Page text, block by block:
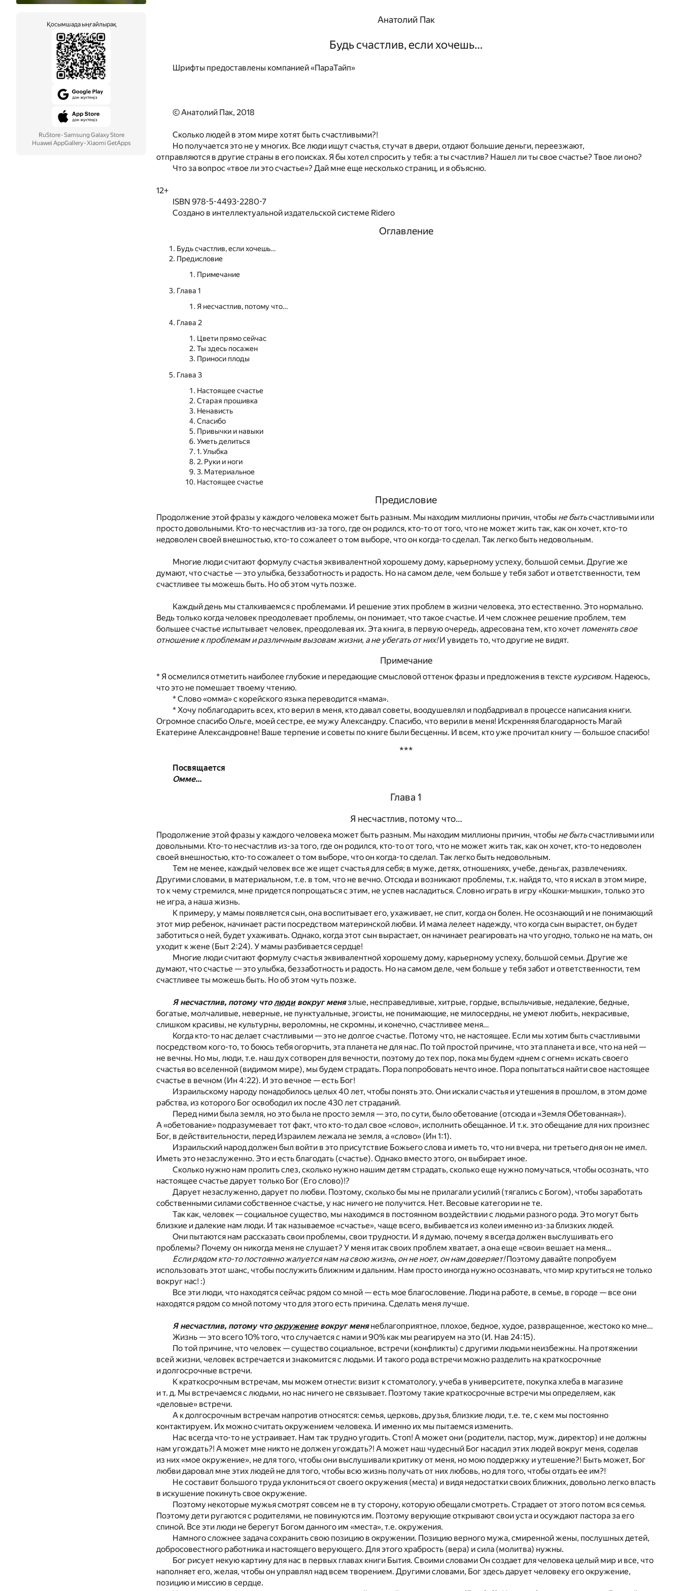
Қосымшада ыңғайлырақ
RuStore· Samsung Galaxy Store
Huawei AppGallery· Xiaomi GetApps
Анатолий Пак
Будь счастлив, если хочешь…
Шрифты предоставлены компанией «ПараТайп»
© Анатолий Пак, 2018
Сколько людей в этом мире хотят быть счастливыми?!
Но получается это не у многих. Все люди ищут счастья, стучат в двери, отдают большие деньги, переезжают,
отправляются в другие страны в его поисках. Я бы хотел спросить у тебя: а ты счастлив? Нашел ли ты свое счастье? Твое ли оно?
Что за вопрос «твое ли это счастье»? Дай мне еще несколько страниц, и я объясню.
12+
ISBN 978-5-4493-2280-7
Создано в интеллектуальной издательской системе Ridero
Оглавление
Будь счастлив, если хочешь…
Предисловие
Примечание
Глава 1
Я несчастлив, потому что…
Глава 2
Цвети прямо сейчас
Ты здесь посажен
Приноси плоды
Глава 3
Настоящее счастье
Старая прошивка
Ненависть
Спасибо
Привычки и навыки
Уметь делиться
1. Улыбка
2. Руки и ноги
3. Материальное
Настоящее счастье
Предисловие
Продолжение этой фразы у каждого человека может быть разным. Мы находим миллионы причин, чтобы не бытьсчастливыми или
просто довольными. Кто-то несчастлив из-за того, где он родился, кто-то от того, что не может жить так, как он хочет, кто-то
недоволен своей внешностью, кто-то сожалеет о том выборе, что он когда-то сделал. Так легко быть недовольным.
Многие люди считают формулу счастья эквивалентной хорошему дому, карьерному успеху, большой семьи. Другие же
думают, что счастье — это улыбка, беззаботность и радость. Но на самом деле, чем больше у тебя забот и ответственности, тем
счастливее ты можешь быть. Но об этом чуть позже.
Каждый день мы сталкиваемся с проблемами. И решение этих проблем в жизни человека, это естественно. Это нормально.
Ведь только когда человек преодолевает проблемы, он понимает, что такое счастье. И чем сложнее решение проблем, тем
большее счастье испытывает человек, преодолевая их. Эта книга, в первую очередь, адресована тем, кто хочет поменять свое
отношение к проблемам и различным вызовам жизни, а не убегать от них!И увидеть то, что другие не видят.
Примечание
* Я осмелился отметить наиболее глубокие и передающие смысловой оттенок фразы и предложения в тексте курсивом. Надеюсь,
что это не помешает твоему чтению.
* Слово «омма» с корейского языка переводится «мама».
* Хочу поблагодарить всех, кто верил в меня, кто давал советы, воодушевлял и подбадривал в процессе написания книги.
Огромное спасибо Ольге, моей сестре, ее мужу Александру. Спасибо, что верили в меня! Искренняя благодарность Магай
Екатерине Александровне! Ваше терпение и советы по книге были бесценны. И всем, кто уже прочитал книгу — большое спасибо!
***
Посвящается
Омме…
Глава 1
Я несчастлив, потому что…
Продолжение этой фразы у каждого человека может быть разным. Мы находим миллионы причин, чтобы не бытьсчастливыми или
довольными. Кто-то несчастлив из-за того, где он родился, кто-то от того, что не может жить так, как он хочет, кто-то недоволен
своей внешностью, кто-то сожалеет о том выборе, что он когда-то сделал. Так легко быть недовольным.
Тем не менее, каждый человек все же ищет счастья для себя; в муже, детях, отношениях, учебе, деньгах, развлечениях.
Другими словами, в материальном, т.е. в том, что не вечно. Отсюда и возникают проблемы, т.к. найдя то, что я искал в этом мире,
то к чему стремился, мне придется попрощаться с этим, не успев насладиться. Словно играть в игру «Кошки-мышки», только это
не игра, а наша жизнь.
К примеру, у мамы появляется сын, она воспитывает его, ухаживает, не спит, когда он болен. Не осознающий и не понимающий
этот мир ребенок, начинает расти посредством материнской любви. И мама лелеет надежду, что когда сын вырастет, он будет
заботиться о ней, будет ухаживать. Однако, когда этот сын вырастает, он начинает реагировать на что угодно, только не на мать, он
уходит к жене (Быт 2:24). У мамы разбивается сердце!
Многие люди считают формулу счастья эквивалентной хорошему дому, карьерному успеху, большой семьи. Другие же
думают, что счастье — это улыбка, беззаботность и радость. Но на самом деле, чем больше у тебя забот и ответственности, тем
счастливее ты можешь быть. Но об этом чуть позже.
Я несчастлив, потому чтолюдивокруг менязлые, несправедливые, хитрые, гордые, вспыльчивые, недалекие, бедные,
богатые, молчаливые, неверные, не пунктуальные, эгоисты, не понимающие, не милосердны, не умеют любить, некрасивые,
слишком красивы, не культурны, вероломны, не скромны, и конечно, счастливее меня…
Когда кто-то нас делает счастливыми — это не долгое счастье. Потому что, не настоящее. Если мы хотим быть счастливыми
посредством кого-то, то боюсь тебя огорчить, эта планета не для нас. По той простой причине, что эта планета и все, что на ней —
не вечны. Но мы, люди, т.е. наш дух сотворен для вечности, поэтому до тех пор, пока мы будем «днем с огнем» искать своего
счастья во вселенной (видимом мире), мы будем страдать. Пора попробовать нечто иное. Пора попытаться найти свое настоящее
счастье в вечном (Ин 4:22). И это вечное — есть Бог!
Израильскому народу понадобилось целых 40 лет, чтобы понять это. Они искали счастья и утешения в прошлом, в этом доме
рабства, из которого Бог освободил их после 430 лет страданий.
Перед ними была земля, но это была не просто земля — это, по сути, было обетование (отсюда и «Земля Обетованная»).
А «обетование» подразумевает тот факт, что кто-то дал свое «слово», исполнить обещанное. И т.к. это обещание для них произнес
Бог, в действительности, перед Израилем лежала не земля, а «слово» (Ин 1:1).
Израильский народ должен был войти в это присутствие Божьего слова и иметь то, что ни вчера, ни третьего дня он не имел.
Иметь это незаслуженно. Это и есть благодать (счастье). Однако вместо этого, он выбирает иное.
Сколько нужно нам пролить слез, сколько нужно нашим детям страдать, сколько еще нужно помучаться, чтобы осознать, что
настоящее счастье дарует только Бог (Его слово)!?
Дарует незаслуженно, дарует по любви. Поэтому, сколько бы мы не прилагали усилий (тягались с Богом), чтобы заработать
собственными силами собственное счастье, у нас ничего не получится. Нет. Весовые категории не те.
Так как, человек — социальное существо, мы находимся в постоянном воздействии с людьми разного рода. Это могут быть
близкие и далекие нам люди. И так называемое «счастье», чаще всего, выбивается из колеи именно из-за близких людей.
Они пытаются нам рассказать свои проблемы, свои трудности. И я думаю, почему я всегда должен выслушивать его
проблемы? Почему он никогда меня не слушает? У меня итак своих проблем хватает, а она еще «свои» вешает на меня…
Если рядом кто-то постоянно жалуется нам на свою жизнь, он не ноет, он нам доверяет!Поэтому давайте попробуем
использовать этот шанс, чтобы послужить ближним и дальним. Нам просто иногда нужно осознавать, что мир крутиться не только
вокруг нас! :)
Все эти люди, что находятся сейчас рядом со мной — есть мое благословение. Люди на работе, в семье, в городе — все они
находятся рядом со мной потому что для этого есть причина. Сделать меня лучше.
Я несчастлив, потому чтоокружениевокруг менянеблагоприятное, плохое, бедное, худое, развращенное, жестоко ко мне…
Жизнь — это всего 10% того, что случается с нами и 90% как мы реагируем на это (И. Нав 24:15).
По той причине, что человек — существо социальное, встречи (конфликты) с другими людьми неизбежны. На протяжении
всей жизни, человек встречается и знакомится с людьми. И такого рода встречи можно разделить на краткосрочные
и долгосрочные встречи.
К краткосрочным встречам, мы можем отнести: визит к стоматологу, учеба в университете, покупка хлеба в магазине
и т. д. Мы встречаемся с людьми, но нас ничего не связывает. Поэтому такие краткосрочные встречи мы определяем, как
«деловые» встречи.
А к долгосрочным встречам напротив относятся: семья, церковь, друзья, близкие люди, т.е. те, с кем мы постоянно
контактируем. Их можно считать окружением человека. И именно их мы пытаемся изменить.
Нас всегда что-то не устраивает. Нам так трудно угодить. Стоп! А может они (родители, пастор, муж, директор) и не должны
нам угождать?! А может мне никто не должен угождать?! А может наш чудесный Бог насадил этих людей вокруг меня, соделав
из них «мое окружение», не для того, чтобы они выслушивали критику от меня, но мою поддержку и утешение?! Быть может, Бог
любви даровал мне этих людей не для того, чтобы всю жизнь получать от них любовь, но для того, чтобы отдать ее им?!
Не составит большого труда уклониться от своего окружения (места) и видя недостатки своих ближних, довольно легко впасть
в искушение покинуть свое окружение.
Поэтому некоторые мужья смотрят совсем не в ту сторону, которую обещали смотреть. Страдает от этого потом вся семья.
Поэтому дети ругаются с родителями, не повинуются им. Поэтому верующие открывают свои уста и осуждают пастора за его
спиной. Все эти люди не берегут Богом данного им «места», т.е. окружения.
Намного сложнее задача сохранить свою позицию в окружении. Позицию верного мужа, смиренной жены, послушных детей,
добросовестного работника и настоящего верующего. Для этого храбрость (вера) и сила (молитва) нужны.
Бог рисует некую картину для нас в первых главах книги Бытия. Своими словами Он создает для человека целый мир и все, что
наполняет его, желая, чтобы он управлял над всем творением. Другими словами, Бог здесь дарует человеку его окружение,
позицию и миссию в сердце.